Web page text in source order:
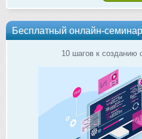
Бесплатный онлайн-семинар
10 шагов к созданию